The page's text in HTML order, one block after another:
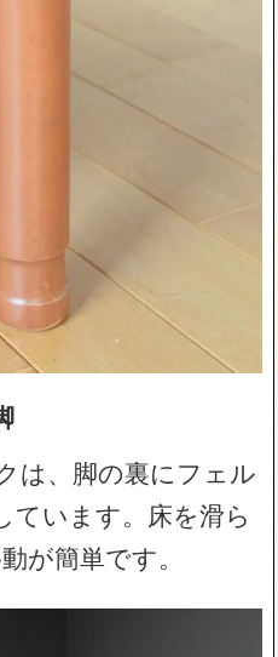
は、脚の裏にフェル
ています。床を滑ら
が簡単です。